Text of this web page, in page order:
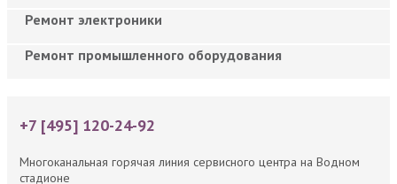
Ремонт электроники
Ремонт промышленного оборудования
+7 [495] 120-24-92
Многоканальная горячая линия сервисного центра на Водном
стадионе